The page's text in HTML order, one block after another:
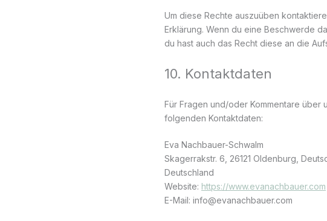
Um diese Rechte auszuüben
Erklärung. Wenn du eine Beschwerde
du hast auch das Recht diese an die
10. Kontaktdaten
Für Fragen und/oder Kommentare über
folgenden Kontaktdaten:
Eva Nachbauer-Schwalm
Skagerrakstr. 6, 26121 Oldenburg,
Deutschland
Website: https://www.evanachbauer.com
E-Mail: info@evanachbauer.com